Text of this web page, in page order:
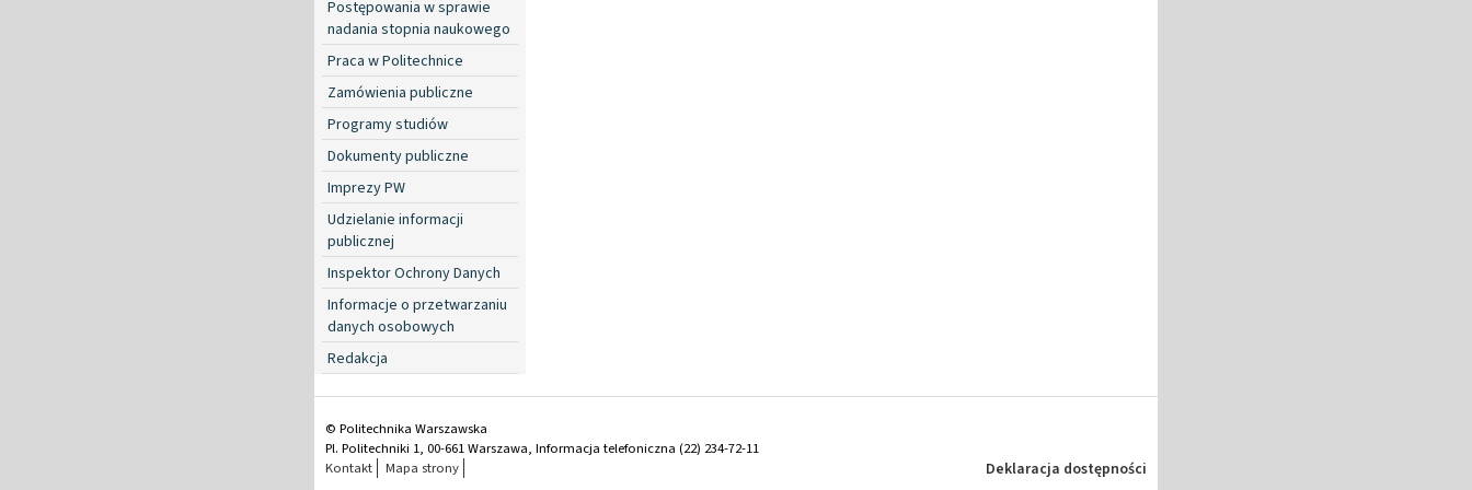
Postępowania w sprawie
nadania stopnia naukowego
Praca w Politechnice
Zamówienia publiczne
Programy studiów
Dokumenty publiczne
Imprezy PW
Udzielanie informacji
publicznej
Inspektor Ochrony Danych
Informacje o przetwarzaniu
danych osobowych
Redakcja
© Politechnika Warszawska
Pl. Politechniki 1, 00-661 Warszawa, Informacja telefoniczna (22) 234-72-11
Kontakt
Mapa strony Deklaracja dostępności